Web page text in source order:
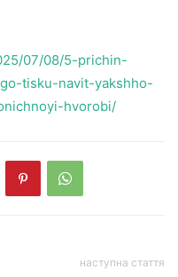
07/08/5-prichin-
tisku-navit-yakshho-
hvorobi/
наступна стаття